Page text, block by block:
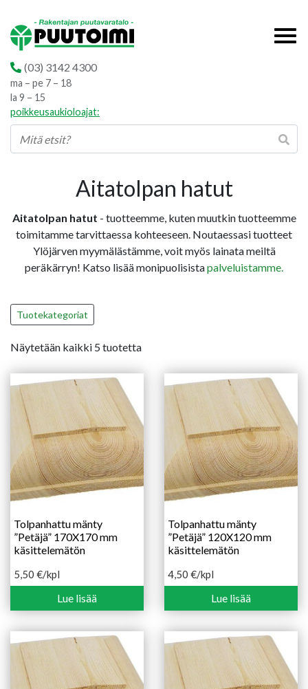
(03) 3142 4300
ma – pe 7 – 18
la 9 – 15
poikkeusaukioloajat:
Aitatolpan hatut
Aitatolpan hatut - tuotteemme, kuten muutkin tuotteemme
toimitamme tarvittaessa kohteeseen. Noutaessasi tuotteet
Ylöjärven myymälästämme, voit myös lainata meiltä
peräkärryn! Katso lisää monipuolisistapalveluistamme.
Tuotekategoriat
Näytetään kaikki 5 tuotetta
Tolpanhattu mänty
”Petäjä” 170X170 mm
käsittelemätön
5,50 €/kpl
Lue lisää
Tolpanhattu mänty
”Petäjä” 120X120 mm
käsittelemätön
4,50 €/kpl
Lue lisää